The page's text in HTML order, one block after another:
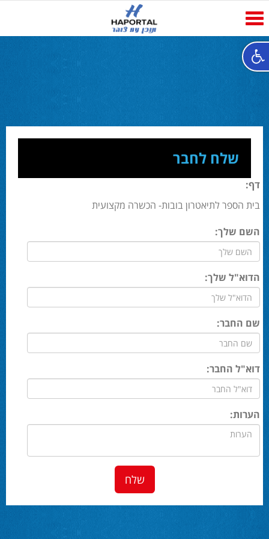
Toggle
navigation
שלח לחבר
דף:
בית הספר לתיאטרון בובות- הכשרה מקצועית
השם שלך:
הדוא"ל שלך:
שם החבר:
דוא"ל החבר:
הערות: